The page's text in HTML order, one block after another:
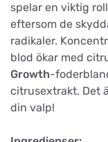
spelar en viktig
eftersom de
radikaler.
blod ökar med
Growth-
citrusextrakt. Det
din valp!